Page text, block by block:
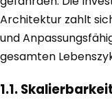
Architektur zahlt
und
gesamten
1.1.